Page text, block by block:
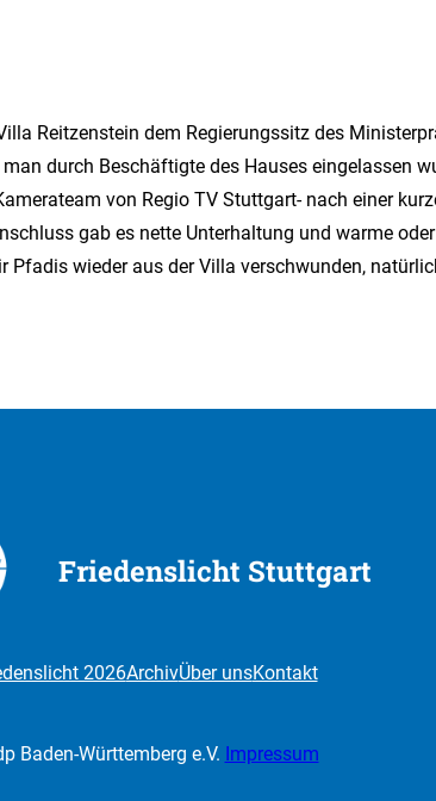
Reitzenstein dem Regierungssitz des
durch Beschäftigte des Hauses eingelassen
von Regio TV Stuttgart- nach einer
gab es nette Unterhaltung und warme
wieder aus der Villa verschwunden,
Friedenslicht Stuttgart
2026ArchivÜber unsKontakt
Baden-Württemberg e.V. Impressum